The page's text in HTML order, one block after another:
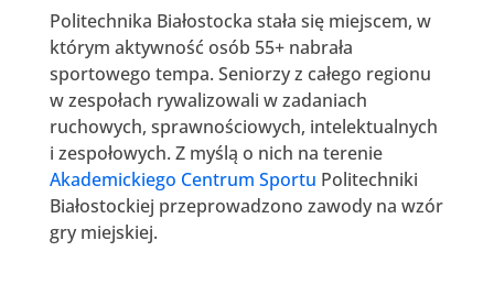
Politechnika Białostocka stała się miejscem, w
którym aktywność osób 55+ nabrała
sportowego tempa. Seniorzy z całego regionu
w zespołach rywalizowali w zadaniach
ruchowych, sprawnościowych, intelektualnych
i zespołowych. Z myślą o nich na terenie
Akademickiego Centrum Sportu Politechniki
Białostockiej przeprowadzono zawody na wzór
gry miejskiej.